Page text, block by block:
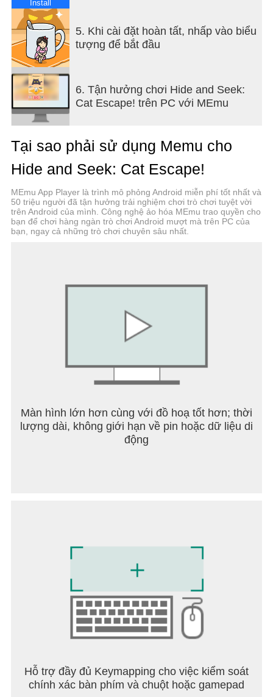
Install
5. Khi cài đặt hoàn tất, nhấp vào biểu
tượng để bắt đầu
6. Tận hưởng chơi Hide and Seek:
Cat Escape! trên PC với MEmu
Tại sao phải sử dụng Memu cho
Hide and Seek: Cat Escape!
MEmu App Player là trình mô phỏng Android miễn phí tốt nhất và
50 triệu người đã tận hưởng trải nghiệm chơi trò chơi tuyệt vời
trên Android của mình. Công nghệ ảo hóa MEmu trao quyền cho
bạn để chơi hàng ngàn trò chơi Android mượt mà trên PC của
bạn, ngay cả những trò chơi chuyên sâu nhất.
Màn hình lớn hơn cùng với đồ hoạ tốt hơn; thời
lượng dài, không giới hạn về pin hoặc dữ liệu di
động
Hỗ trợ đầy đủ Keymapping cho việc kiểm soát
chính xác bàn phím và chuột hoặc gamepad